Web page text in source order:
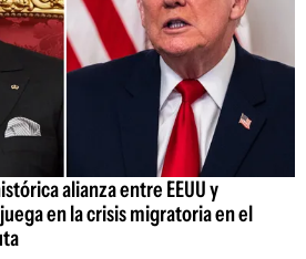
alianza entre EEUU y
en la crisis migratoria en el